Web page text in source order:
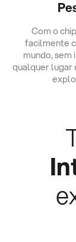
Com o
facilmente
mundo,
qualquer lugar